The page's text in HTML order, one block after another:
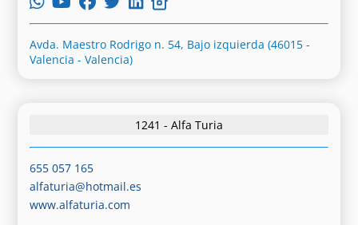
Avda. Maestro Rodrigo n. 54, Bajo izquierda (46015 -
Valencia - Valencia)
1241 - Alfa Turia
655 057 165
alfaturia@hotmail.es
www.alfaturia.com